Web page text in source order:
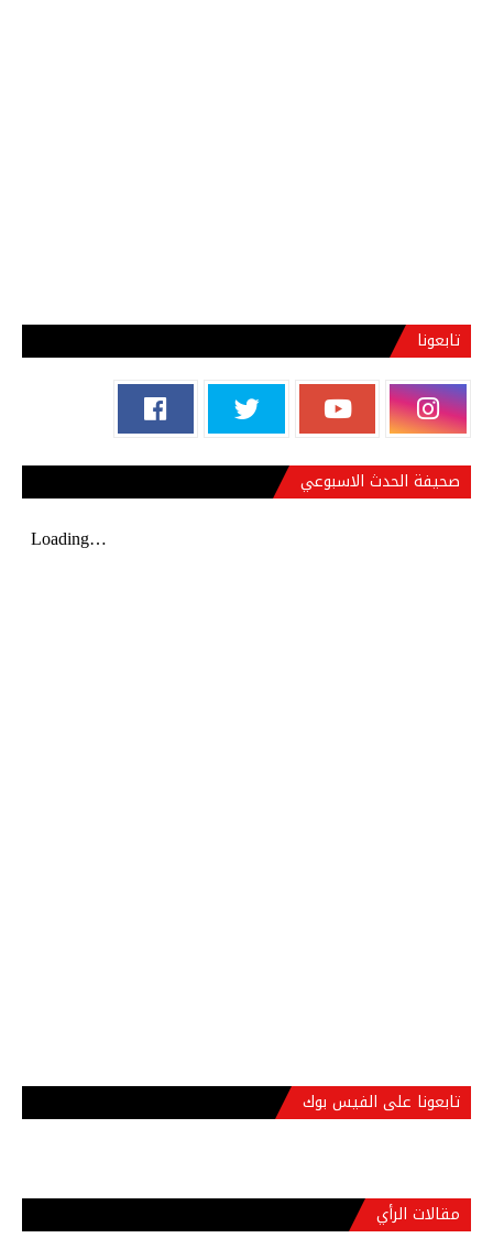
تابعونا
صحيفة الحدث الاسبوعي
تابعونا على الفيس بوك
مقالات الرأي